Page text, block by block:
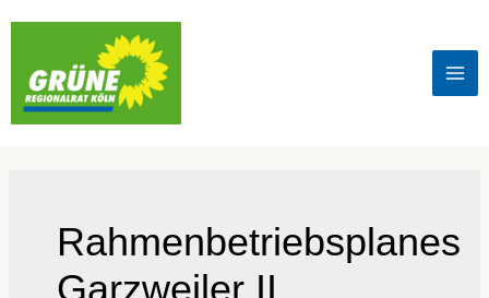
Rahmenbetriebsplanes
Garzweiler II